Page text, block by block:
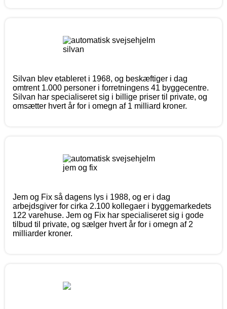
Silvan blev etableret i 1968, og beskæftiger i dag
omtrent 1.000 personer i forretningens 41 byggecentre.
Silvan har specialiseret sig i billige priser til private, og
omsætter hvert år for i omegn af 1 milliard kroner.
Jem og Fix så dagens lys i 1988, og er i dag
arbejdsgiver for cirka 2.100 kollegaer i byggemarkedets
122 varehuse. Jem og Fix har specialiseret sig i gode
tilbud til private, og sælger hvert år for i omegn af 2
milliarder kroner.